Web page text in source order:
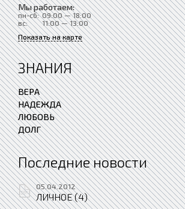
Мы работаем:
пн-сб: 09:00 — 18:00
вс:
11:00 — 13:00
Показать на карте
ЗНАНИЯ
ВЕРА
НАДЕЖДА
ЛЮБОВЬ
ДОЛГ
Последние новости
05.04.2012
ЛИЧНОЕ (4)